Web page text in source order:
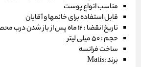
مناسب انواع پوست
قابل استفاده برای خانمها و آقایان
تاریخ انقضا : 12 ماه پس از باز شدن درب محصول
حجم : 50 میلی لیتر
ساخت فرانسه
برند :Matis